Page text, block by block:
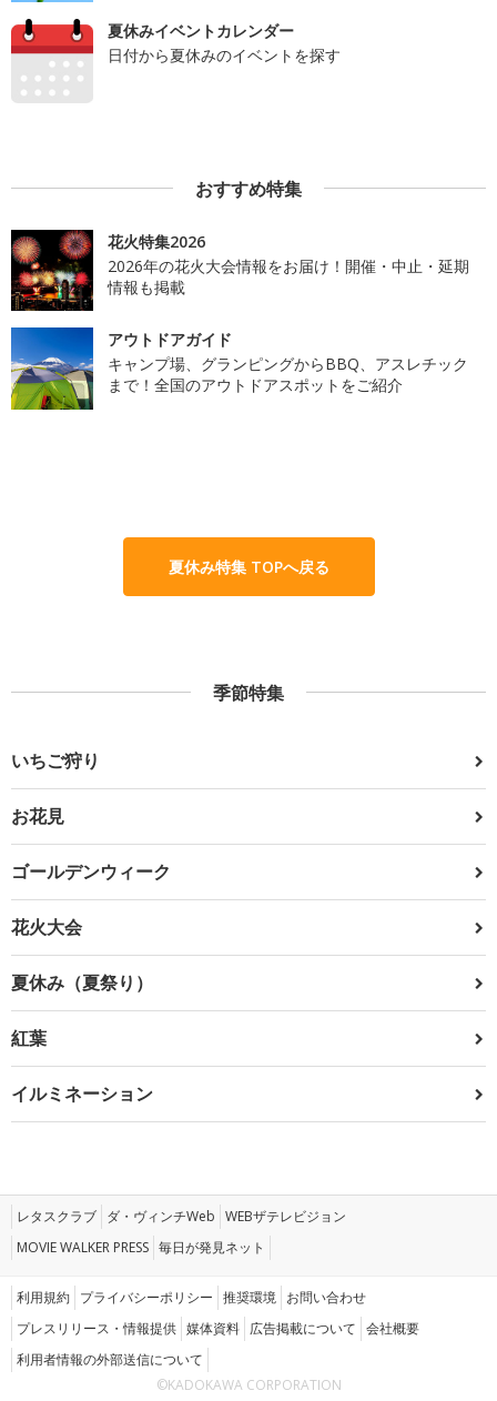
夏休みイベントカレンダー
日付から夏休みのイベントを探す
おすすめ特集
花火特集2026
2026年の花火大会情報をお届け！開催・中止・延期
情報も掲載
アウトドアガイド
キャンプ場、グランピングからBBQ、アスレチック
まで！全国のアウトドアスポットをご紹介
夏休み特集 TOPへ戻る
季節特集
いちご狩り
お花見
ゴールデンウィーク
花火大会
夏休み（夏祭り）
紅葉
イルミネーション
レタスクラブ ダ・ヴィンチWeb WEBザテレビジョン
MOVIE WALKER PRESS 毎日が発見ネット
利用規約 プライバシーポリシー 推奨環境 お問い合わせ
プレスリリース・情報提供 媒体資料 広告掲載について 会社概要
利用者情報の外部送信について
©KADOKAWA CORPORATION